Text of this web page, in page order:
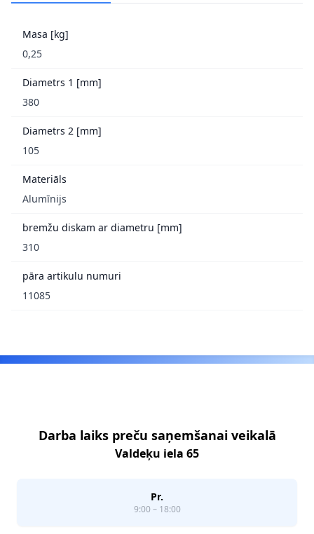
Masa [kg]
0,25
Diametrs 1 [mm]
380
Diametrs 2 [mm]
105
Materiāls
Alumīnijs
bremžu diskam ar diametru [mm]
310
pāra artikulu numuri
11085
Darba laiks preču saņemšanai veikalā
Valdeķu iela 65
Pr.
9:00 – 18:00